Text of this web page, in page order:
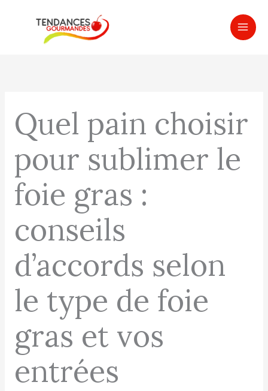
Quel pain choisir
pour sublimer le
foie gras :
conseils
d’accords selon
le type de foie
gras et vos
entrées